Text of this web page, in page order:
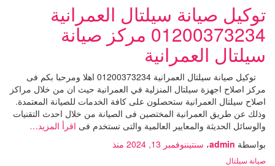
توكيل صيانة سيلتال العمرانية
01200373234 مركز صيانة
سيلتال العمرانية
توكيل صيانة سيلتال العمرانية 01200373234 اهلا ومرحبا بكم فى
مركز اصلاح اجهزة سيلتال المنزلية في العمرانية حيث ان من خلال مراكز
اصلاح سيلتال العمرانية ستحصلون على كافة الخدمات للصيانة المعتمدة.
وذلك عن طريق العمرانية المختصين فى الصيانة من خلال احدث التقنيات
والوسائل الحديثة والمعايير العالمية والتى تستخدم فى اقرأ المزيد…
بواسطة admin، سنتيننوفمبر 13, 2024 منذ
صيانة سيلتال